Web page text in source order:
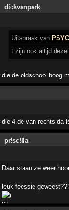
dickvanpark
Uitspraak van
t zijn ook altijd
die de oldschool hoog
die 4 de van rechts da
pr!sc!lla
Daar staan ze weer
leuk feessie